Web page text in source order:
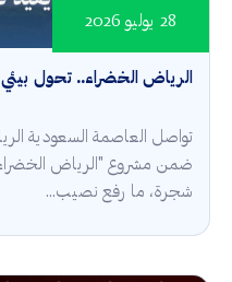
الرياض الخضراء.. تحول
28 يوليو 2026
تواصل العاصمة السعودية
شجرة، ما رفع نصيب...